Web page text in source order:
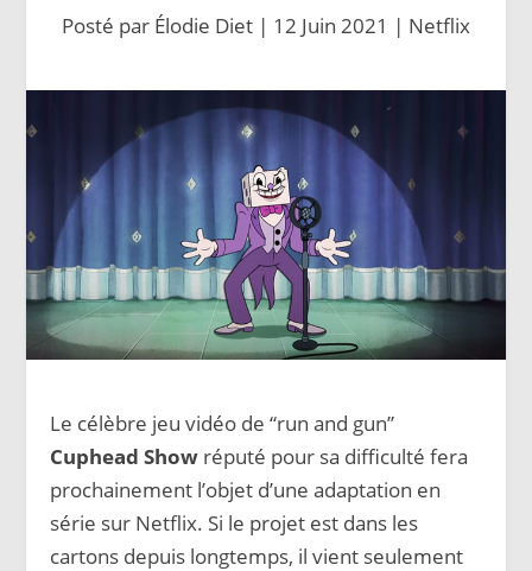
Posté par Élodie Diet | 12 Juin 2021 | Netflix
Le célèbre jeu vidéo de “run and gun”
Cuphead Show réputé pour sa difficulté fera
prochainement l’objet d’une adaptation en
série sur Netflix. Si le projet est dans les
cartons depuis longtemps, il vient seulement